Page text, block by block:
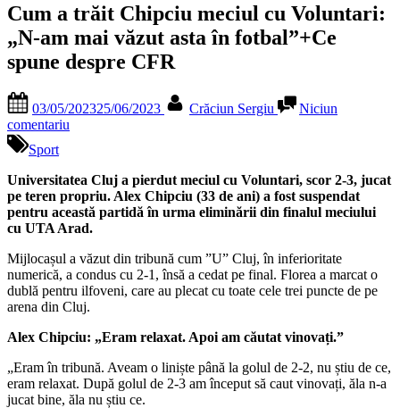
Cum a trăit Chipciu meciul cu Voluntari:
„N-am mai văzut asta în fotbal”+Ce
spune despre CFR
on
03/05/202325/06/2023 Crăciun Sergiu
Niciun
comentariu
Chipciu
meciul
cu
Voluntari:
„N-
am
mai
văzut
asta
în
fotbal”+Ce
spune
despre
CFR
Sport
Universitatea Cluj a pierdut meciul cu Voluntari, scor 2-3, jucat
pe teren propriu. Alex Chipciu (33 de ani) a fost suspendat
pentru această partidă în urma eliminării din finalul meciului
cu UTA Arad.
Mijlocașul a văzut din tribună cum ”U” Cluj, în inferioritate
numerică, a condus cu 2-1, însă a cedat pe final. Florea a marcat o
dublă pentru ilfoveni, care au plecat cu toate cele trei puncte de pe
arena din Cluj.
Alex Chipciu: „Eram relaxat. Apoi am căutat vinovați.”
„Eram în tribună. Aveam o liniște până la golul de 2-2, nu știu de ce,
eram relaxat. După golul de 2-3 am început să caut vinovați, ăla n-a
jucat bine, ăla nu știu ce.